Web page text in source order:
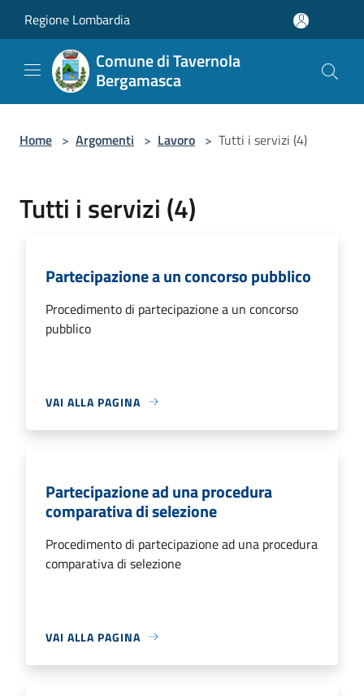
Regione Lombardia
Comune di Tavernola
Bergamasca
Home > Argomenti > Lavoro > Tutti i servizi (4)
Tutti i servizi (4)
Partecipazione a un concorso pubblico
Procedimento di partecipazione a un concorso
pubblico
VAI ALLA PAGINA
Partecipazione ad una procedura
comparativa di selezione
Procedimento di partecipazione ad una procedura
comparativa di selezione
VAI ALLA PAGINA